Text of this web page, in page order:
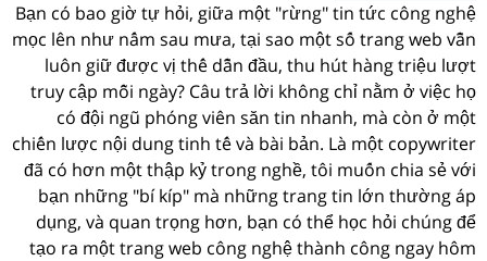
Bạn có bao giờ tự hỏi, giữa một "rừng" tin tức công nghệ
mọc lên như nấm sau mưa, tại sao một số trang web vẫn
luôn giữ được vị thế dẫn đầu, thu hút hàng triệu lượt
truy cập mỗi ngày? Câu trả lời không chỉ nằm ở việc họ
có đội ngũ phóng viên săn tin nhanh, mà còn ở một
chiến lược nội dung tinh tế và bài bản. Là một copywriter
đã có hơn một thập kỷ trong nghề, tôi muốn chia sẻ với
bạn những "bí kíp" mà những trang tin lớn thường áp
dụng, và quan trọng hơn, bạn có thể học hỏi chúng để
tạo ra một trang web công nghệ thành công ngay hôm